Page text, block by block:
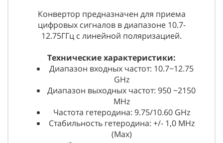
Конвертор предназначен для приема
цифровых сигналов в диапазоне 10.7-
12.75ГГц с линейной поляризацией.
Технические характеристики:
Диапазон входных частот: 10.7~12.75
GHz
Диапазон выходных частот: 950 ~2150
MHz
Частота гетеродина: 9.75/10.60 GHz
Стабильность гетеродина: +/- 1,0 MHz
(Max)